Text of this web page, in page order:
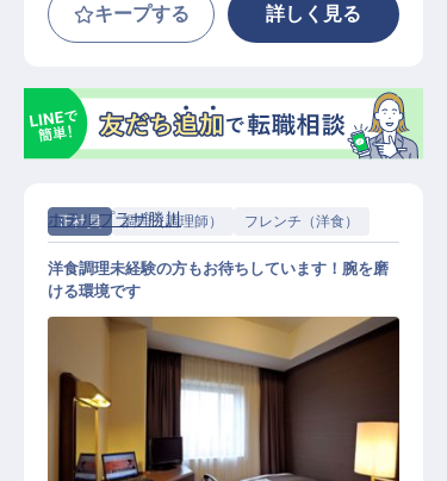
キープする 詳しく見る
正社員 調理（調理師） フレンチ（洋食）
ホテルプラザ勝川
洋食調理未経験の方もお待ちしています！腕を磨
ける環境です